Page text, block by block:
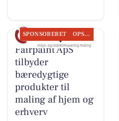
SPONSORERET OPSLAGSTAVLEN
Fairpaint ApS
tilbyder
bæredygtige
produkter til
maling af hjem og
erhverv